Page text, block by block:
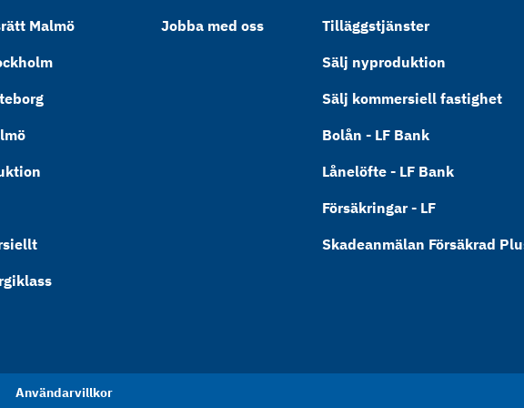
Malmö
Jobba med oss
Tilläggstjänster
Sälj nyproduktion
Sälj kommersiell fastighet
Bolån - LF Bank
Lånelöfte - LF Bank
Försäkringar - LF
Skadeanmälan Försäkrad
Användarvillkor